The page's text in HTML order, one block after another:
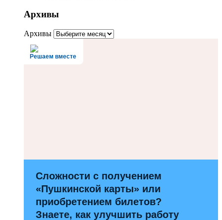
Архивы
Архивы
Решаем вместе
Сложности с получением
«Пушкинской карты» или
приобретением билетов?
Знаете, как улучшить работу